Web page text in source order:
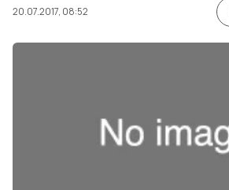
20.07.2017, 08:52